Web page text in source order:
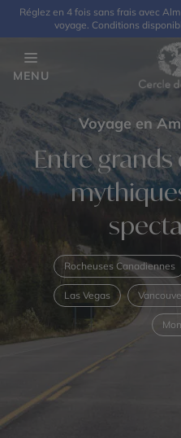
Réglez en 4 fois sans frais avec
voyage. Conditions
MENU
Voyage en
Entre grands
Rocheuses Canadiennes
Las Vegas